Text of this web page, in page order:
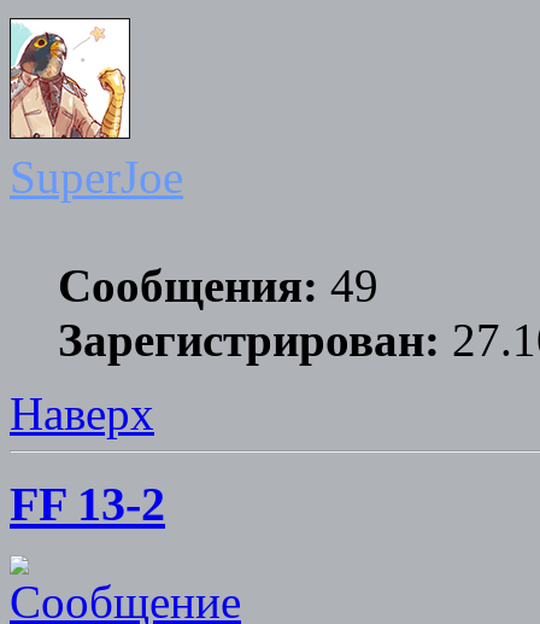
SuperJoe
Сообщения: 49
Зарегистрирован:
Наверх
FF 13-2